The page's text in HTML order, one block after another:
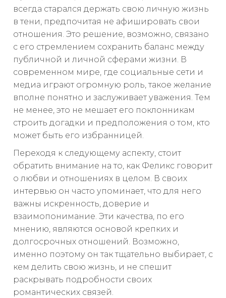
всегда старался держать свою личную жизнь
в тени, предпочитая не афишировать свои
отношения. Это решение, возможно, связано
с его стремлением сохранить баланс между
публичной и личной сферами жизни. В
современном мире, где социальные сети и
медиа играют огромную роль, такое желание
вполне понятно и заслуживает уважения. Тем
не менее, это не мешает его поклонникам
строить догадки и предположения о том, кто
может быть его избранницей.
Переходя к следующему аспекту, стоит
обратить внимание на то, как Феликс говорит
о любви и отношениях в целом. В своих
интервью он часто упоминает, что для него
важны искренность, доверие и
взаимопонимание. Эти качества, по его
мнению, являются основой крепких и
долгосрочных отношений. Возможно,
именно поэтому он так тщательно выбирает, с
кем делить свою жизнь, и не спешит
раскрывать подробности своих
романтических связей.